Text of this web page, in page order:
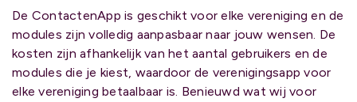
De ContactenApp is geschikt voor elke vereniging en de
modules zijn volledig aanpasbaar naar jouw wensen. De
kosten zijn afhankelijk van het aantal gebruikers en de
modules die je kiest, waardoor de verenigingsapp voor
elke vereniging betaalbaar is. Benieuwd wat wij voor